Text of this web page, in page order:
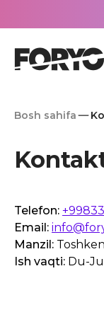
Bosh sahifa
Telefon:
Email:
Manzil:
Ish vaqti: Du-Ju